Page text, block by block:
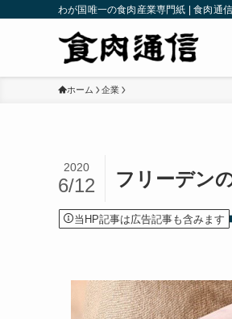
わが国唯一の食肉産業専門紙 | 食肉通
ホーム 企業
フリーデン
2020
6/12
当HP記事は広告記事も含みます